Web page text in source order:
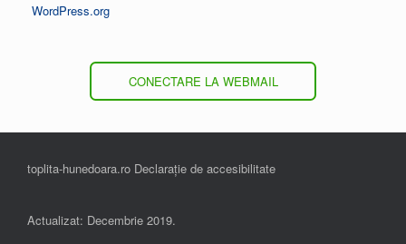
WordPress.org
CONECTARE LA WEBMAIL
toplita-hunedoara.ro Declarație de accesibilitate
Actualizat: Decembrie 2019.